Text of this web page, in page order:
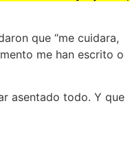
que “me cuidara,
me han escrito o
asentado todo. Y que